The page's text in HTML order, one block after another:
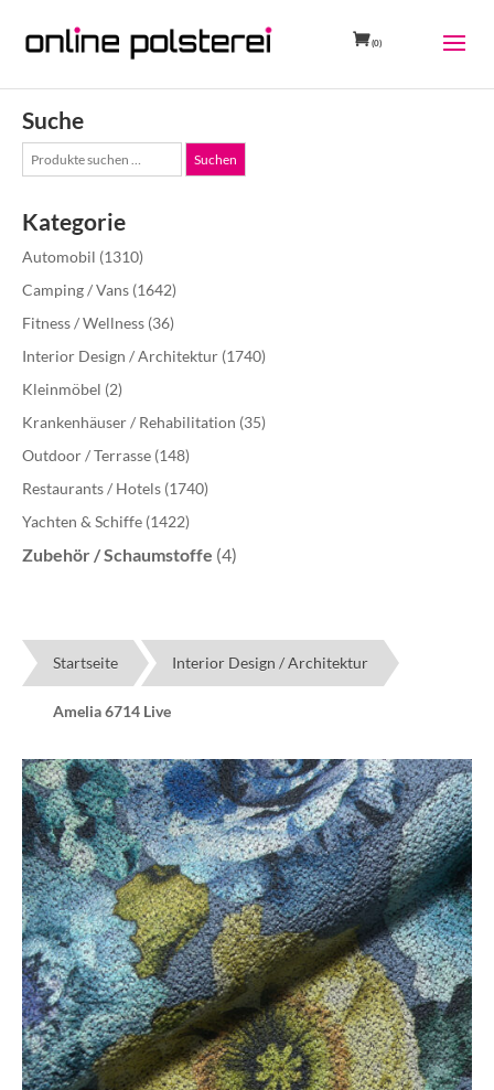
(0)
Startseite Interior Design / Architektur
Amelia 6714 Live
Suche
Suche
nach:
Suchen
Kategorie
Automobil (1310)
Camping / Vans (1642)
Fitness / Wellness (36)
Interior Design / Architektur (1740)
Kleinmöbel (2)
Krankenhäuser / Rehabilitation (35)
Outdoor / Terrasse (148)
Restaurants / Hotels (1740)
Yachten & Schiffe (1422)
Zubehör / Schaumstoffe (4)